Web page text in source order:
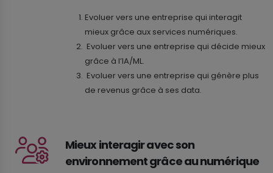
Evoluer vers une entreprise qui interagit
mieux grâce aux services numériques.
Evoluer vers une entreprise qui décide mieux
grâce à l’IA/ML.
Evoluer vers une entreprise qui génère plus
de revenus grâce à ses data.
Mieux interagir avec son
environnement grâce au numérique